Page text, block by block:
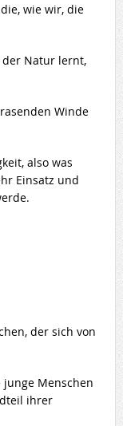
wie wir, die
Natur lernt,
Winde
also was
Einsatz und
der sich von
Menschen
ihrer